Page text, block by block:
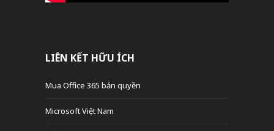
LIÊN KẾT HỮU ÍCH
Mua Office 365 bản quyền
Microsoft Việt Nam